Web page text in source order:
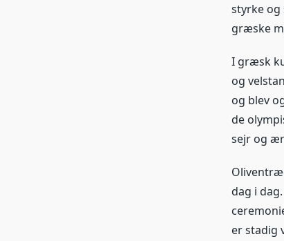
styrke
græske
I græsk
og
og blev
de
sejr og
dag i
er stadig